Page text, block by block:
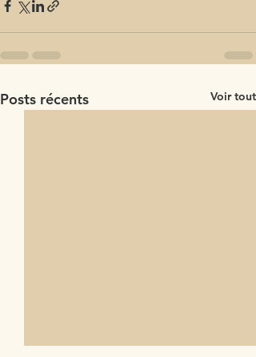
Posts récents Voir tout